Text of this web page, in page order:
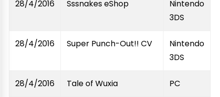
28/4/2016 Sssnakes eShop
Nintendo
3DS
28/4/2016 Super Punch-Out!! CV
Nintendo
3DS
28/4/2016 Tale of Wuxia PC